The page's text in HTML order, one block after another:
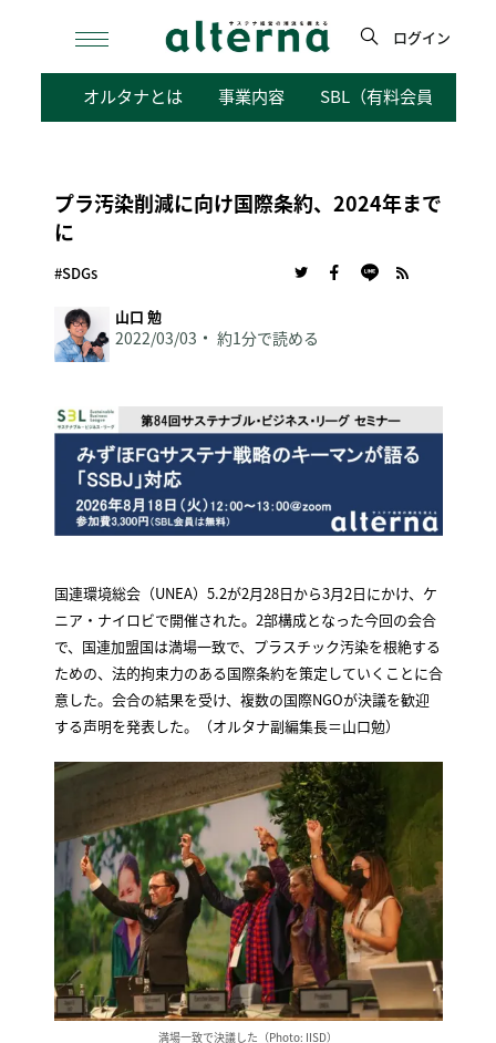
検
ログイン
オルタナとは 事業内容 SBL（有料会員向けサ
プラ汚染削減に向け国際条約、2024年まで
に
#SDGs
山口 勉
2022/03/03 約1分で読める
国連環境総会（UNEA）5.2が2月28日から3月2日にかけ、ケ
ニア・ナイロビで開催された。2部構成となった今回の会合
で、国連加盟国は満場一致で、プラスチック汚染を根絶する
ための、法的拘束力のある国際条約を策定していくことに合
意した。会合の結果を受け、複数の国際NGOが決議を歓迎
する声明を発表した。（オルタナ副編集長＝山口勉）
満場一致で決議した（Photo: IISD）